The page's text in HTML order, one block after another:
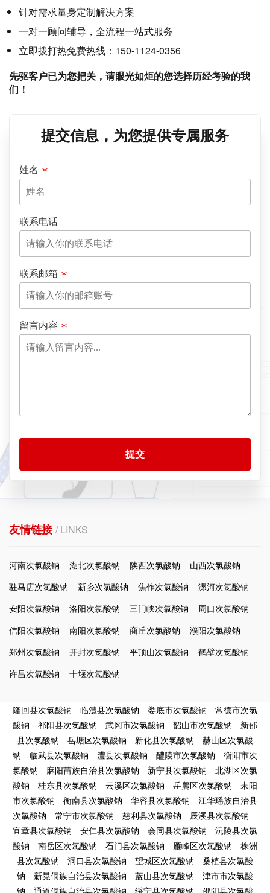
针对需求量身定制解决方案
一对一顾问辅导，全流程一站式服务
立即拨打热免费热线：150-1124-0356
先驱客户已为您把关，请眼光如炬的您选择历经考验的我
们！
提交信息，为您提供专属服务
姓名
联系电话
联系邮箱
留言内容
提交
友情链接/ LINKS
河南次氯酸钠 湖北次氯酸钠 陕西次氯酸钠
山西次氯酸钠
驻马店次氯酸钠
新乡次氯酸钠 焦作次氯酸钠
漯河次氯酸钠
安阳次氯酸钠
洛阳次氯酸钠 三门峡次氯酸钠
周口次氯酸钠
信阳次氯酸钠
南阳次氯酸钠 商丘次氯酸钠
濮阳次氯酸钠
郑州次氯酸钠
开封次氯酸钠 平顶山次氯酸钠
鹤壁次氯酸钠
许昌次氯酸钠
十堰次氯酸钠
隆回县次氯酸钠 临澧县次氯酸钠 娄底市次氯酸钠
常德市次氯
酸钠
祁阳县次氯酸钠 武冈市次氯酸钠 韶山市次氯酸钠
新邵
县次氯酸钠
岳塘区次氯酸钠 新化县次氯酸钠
赫山区次氯酸
钠
临武县次氯酸钠 澧县次氯酸钠 醴陵市次氯酸钠
衡阳市次
氯酸钠
麻阳苗族自治县次氯酸钠 新宁县次氯酸钠
北湖区次氯
酸钠
桂东县次氯酸钠 云溪区次氯酸钠 岳麓区次氯酸钠
耒阳
市次氯酸钠
衡南县次氯酸钠 华容县次氯酸钠
江华瑶族自治县
次氯酸钠
常宁市次氯酸钠 慈利县次氯酸钠
辰溪县次氯酸钠
宜章县次氯酸钠
安仁县次氯酸钠 会同县次氯酸钠
沅陵县次氯
酸钠
南岳区次氯酸钠 石门县次氯酸钠 雁峰区次氯酸钠
株洲
县次氯酸钠
洞口县次氯酸钠 望城区次氯酸钠
桑植县次氯酸
钠
新晃侗族自治县次氯酸钠 蓝山县次氯酸钠
津市市次氯酸
钠
通道侗族自治县次氯酸钠 绥宁县次氯酸钠 邵阳县次氯酸